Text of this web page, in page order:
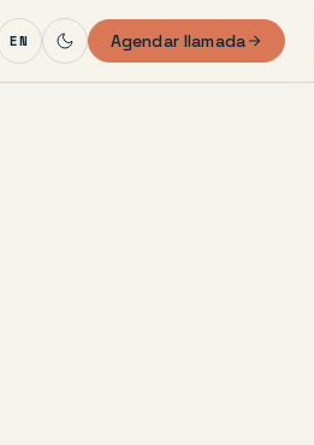
EN Agendar llamada